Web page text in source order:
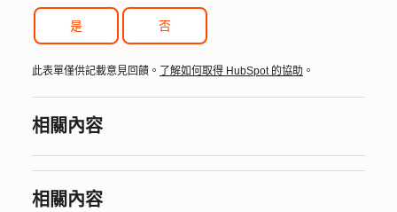
是 否
此表單僅供記載意見回饋。 了解如何取得 HubSpot 的協助 。
相關內容
相關內容